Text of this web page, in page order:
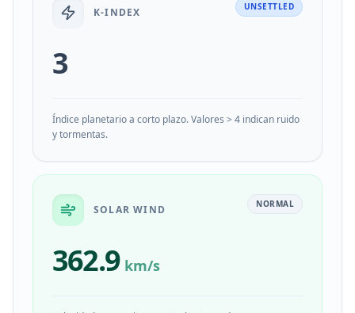
K-INDEX UNSETTLED
3
Índice planetario a corto plazo. Valores > 4 indican ruido
y tormentas.
SOLAR WIND NORMAL
362.9 km/s